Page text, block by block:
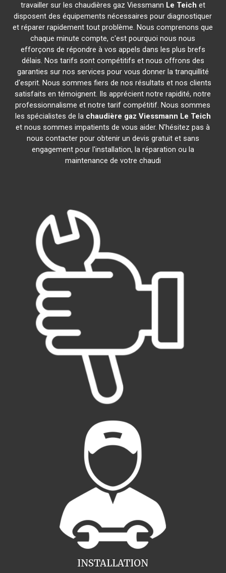
travailler sur les chaudières gaz Viessmann Le Teich et
disposent des équipements nécessaires pour diagnostiquer
et réparer rapidement tout problème. Nous comprenons que
chaque minute compte, c'est pourquoi nous nous
efforçons de répondre à vos appels dans les plus brefs
délais. Nos tarifs sont compétitifs et nous offrons des
garanties sur nos services pour vous donner la tranquillité
d'esprit. Nous sommes fiers de nos résultats et nos clients
satisfaits en témoignent. Ils apprécient notre rapidité, notre
professionnalisme et notre tarif compétitif. Nous sommes
les spécialistes de la chaudière gaz Viessmann Le Teich
et nous sommes impatients de vous aider. N'hésitez pas à
nous contacter pour obtenir un devis gratuit et sans
engagement pour l'installation, la réparation ou la
maintenance de votre chaudi
INSTALLATION